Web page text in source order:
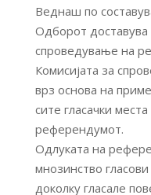
Веднаш по
Одборот доставува
спроведување на
Комисијата за
врз основа на
сите гласачки
референдумот.
Одлуката на
мнозинство
доколку гласале